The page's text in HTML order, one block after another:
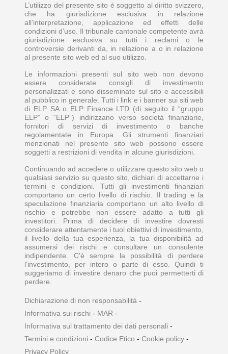
L’utilizzo del presente sito è soggetto al diritto svizzero,
che ha giurisdizione esclusiva in relazione
all’interpretazione, applicazione ed effetti delle
condizioni d’uso. Il tribunale cantonale competente avrà
giurisdizione esclusiva su tutti i reclami o le
controversie derivanti da, in relazione a o in relazione
al presente sito web ed al suo utilizzo.
Le informazioni presenti sul sito web non devono
essere considerate consigli di investimento
personalizzati e sono disseminate sul sito e accessibili
al pubblico in generale. Tutti i link e i banner sui siti web
di ELP SA o ELP Finance LTD (di seguito il “gruppo
ELP” o “ELP”) indirizzano verso società finanziarie,
fornitori di servizi di investimento o banche
regolamentate in Europa. Gli strumenti finanziari
menzionati nel presente sito web possono essere
soggetti a restrizioni di vendita in alcune giurisdizioni.
Continuando ad accedere o utilizzare questo sito web o
qualsiasi servizio su questo sito, dichiari di accettarne i
termini e condizioni. Tutti gli investimenti finanziari
comportano un certo livello di rischio. Il trading e la
speculazione finanziaria comportano un alto livello di
rischio e potrebbe non essere adatto a tutti gli
investitori. Prima di decidere di investire dovresti
considerare attentamente i tuoi obiettivi di investimento,
il livello della tua esperienza, la tua disponibilità ad
assumersi dei rischi e consultare un consulente
indipendente. C'è sempre la possibilità di perdere
l'investimento, per intero o parte di esso. Quindi ti
suggeriamo di investire denaro che puoi permetterti di
perdere.
Dichiarazione di non responsabilità -
Informativa sui rischi - MAR -
Informativa sul trattamento dei dati personali -
Termini e condizioni - Codice Etico - Cookie policy -
Privacy Policy